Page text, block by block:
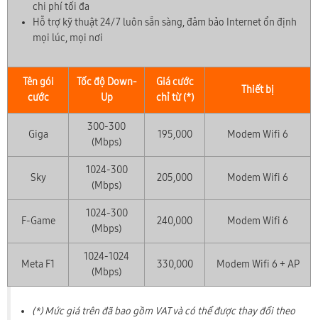
chi phí tối đa
Hỗ trợ kỹ thuật 24/7 luôn sẵn sàng, đảm bảo Internet ổn định
mọi lúc, mọi nơi
Tên gói
cước
Tốc độ Down-
Up
Giá cước
chỉ từ (*)
Thiết bị
Giga
300-300
(Mbps)
195,000 Modem Wifi 6
Sky
1024-300
(Mbps)
205,000 Modem Wifi 6
F-Game
1024-300
(Mbps)
240,000 Modem Wifi 6
Meta F1
1024-1024
(Mbps)
330,000 Modem Wifi 6 + AP
(*) Mức giá trên đã bao gồm VAT và có thể được thay đổi theo